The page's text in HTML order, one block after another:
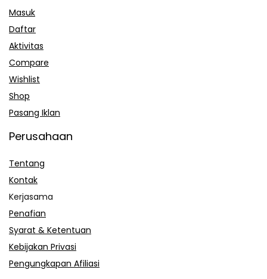
Masuk
Daftar
Aktivitas
Compare
Wishlist
Shop
Pasang Iklan
Perusahaan
Tentang
Kontak
Kerjasama
Penafian
Syarat & Ketentuan
Kebijakan Privasi
Pengungkapan Afiliasi